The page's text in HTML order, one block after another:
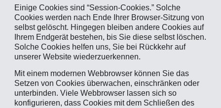
Einige Cookies sind “Session-Cookies.” Solche
Cookies werden nach Ende Ihrer Browser-Sitzung von
selbst gelöscht. Hingegen bleiben andere Cookies auf
Ihrem Endgerät bestehen, bis Sie diese selbst löschen.
Solche Cookies helfen uns, Sie bei Rückkehr auf
unserer Website wiederzuerkennen.
Mit einem modernen Webbrowser können Sie das
Setzen von Cookies überwachen, einschränken oder
unterbinden. Viele Webbrowser lassen sich so
konfigurieren, dass Cookies mit dem Schließen des